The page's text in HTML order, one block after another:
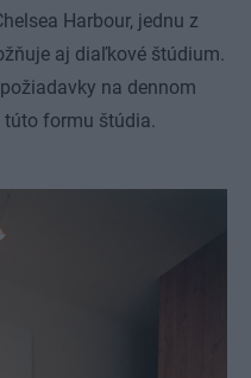
Harbour, jednu z
aj diaľkové štúdium.
na dennom
túto formu štúdia.